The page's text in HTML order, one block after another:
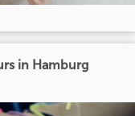
in Hamburg